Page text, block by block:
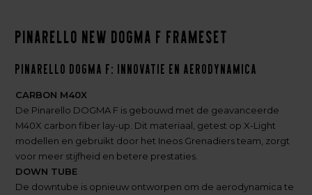
Pinarello New Dogma F Frameset
Pinarello DOGMA F: Innovatie en Aerodynamica
CARBON M40X
De Pinarello DOGMA F is gebouwd met de geavanceerde
M40X carbon fiber lay-up. Dit materiaal, getest op X-Light
modellen en gebruikt door het Ineos Grenadiers team, zorgt
voor meer stijfheid en betere prestaties.
DOWN TUBE
De downtube is opnieuw ontworpen om de aerodynamica te